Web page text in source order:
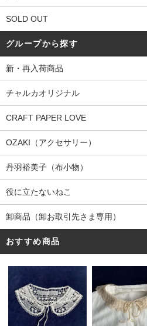
SOLD OUT
グループから探す
新・再入荷商品
チャルカオリジナル
CRAFT PAPER LOVE
OZAKI（アクセサリー）
丹羽裕美子（布小物）
役に立たないねこ
卸商品（卸お取引先さま専用）
おすすめ商品